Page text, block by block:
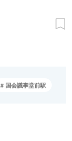
国会議事堂前駅